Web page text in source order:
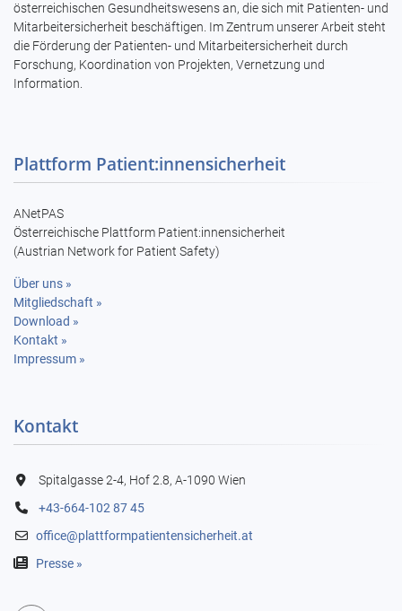
österreichischen Gesundheitswesens an, die sich mit Patienten- und
Mitarbeitersicherheit beschäftigen. Im Zentrum unserer Arbeit steht
die Förderung der Patienten- und Mitarbeitersicherheit durch
Forschung, Koordination von Projekten, Vernetzung und
Information.
Plattform Patient:innensicherheit
ANetPAS
Österreichische Plattform Patient:innensicherheit
(Austrian Network for Patient Safety)
Über uns »
Mitgliedschaft »
Download »
Kontakt »
Impressum »
Kontakt
Spitalgasse 2-4, Hof 2.8, A-1090 Wien
+43-664-102 87 45
office@plattformpatientensicherheit.at

Presse »